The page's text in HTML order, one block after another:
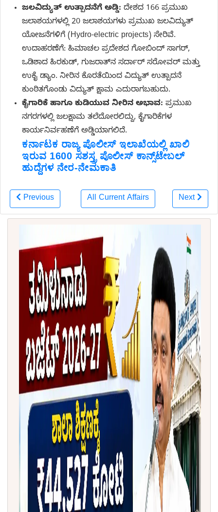
ಜಲವಿದ್ಯುತ್ ಉತ್ಪಾದನೆಗೆ ಅಡ್ಡಿ: ದೇಶದ 166 ಪ್ರಮುಖ
ಜಲಾಶಯಗಳಲ್ಲಿ 20 ಜಲಾಶಯಗಳು ಪ್ರಮುಖ ಜಲವಿದ್ಯುತ್
ಯೋಜನೆಗಳಿಗೆ (Hydro-electric projects) ಸೇರಿವೆ.
ಉದಾಹರಣೆಗೆ: ಹಿಮಾಚಲ ಪ್ರದೇಶದ ಗೋಬಿಂದ್ ಸಾಗರ್,
ಒಡಿಶಾದ ಹಿರಕುಡ್, ಗುಜರಾತ್‌ನ ಸರ್ದಾರ್ ಸರೋವರ್ ಮತ್ತು
ಉಕೈ ಡ್ಯಾಂ. ನೀರಿನ ಕೊರತೆಯಿಂದ ವಿದ್ಯುತ್ ಉತ್ಪಾದನೆ
ಕುಂಠಿತಗೊಂಡು ವಿದ್ಯುತ್ ಕ್ಷಾಮ ಎದುರಾಗಬಹುದು.
ಕೈಗಾರಿಕೆ ಹಾಗೂ ಕುಡಿಯುವ ನೀರಿನ ಅಭಾವ: ಪ್ರಮುಖ
ನಗರಗಳಲ್ಲಿ ಜಲಕ್ಷಾಮ ತಲೆದೋರಲಿದ್ದು, ಕೈಗಾರಿಕೆಗಳ
ಕಾರ್ಯನಿರ್ವಹಣೆಗೆ ಅಡ್ಡಿಯಾಗಲಿದೆ.
ಕರ್ನಾಟಕ ರಾಜ್ಯ ಪೊಲೀಸ್ ಇಲಾಖೆಯಲ್ಲಿ ಖಾಲಿ
ಇರುವ 1600 ಸಶಸ್ತ್ರ ಪೊಲೀಸ್ ಕಾನ್ಸ್‌ಟೇಬಲ್
ಹುದ್ದೆಗಳ ನೇರ-ನೇಮಕಾತಿ
Previous All Current Affairs Next